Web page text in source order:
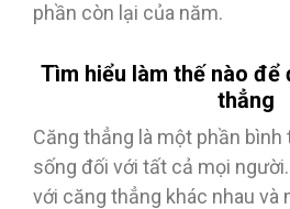
phần còn lại của năm.
Tìm hiểu làm thế nào để
thẳng
Căng thẳng là một phần
sống đối với tất cả mọi
với căng thẳng khác nhau và